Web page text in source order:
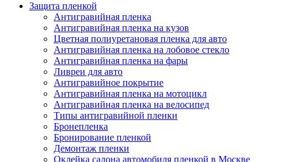
Защита пленкой
Антигравийная пленка
Антигравийная пленка на кузов
Цветная полиуретановая пленка для авто
Антигравийная пленка на лобовое стекло
Антигравийная пленка на фары
Ливреи для авто
Антигравийное покрытие
Антигравийная пленка на мотоцикл
Антигравийная пленка на велосипед
Типы антигравийной пленки
Бронепленка
Бронирование пленкой
Демонтаж пленки
Оклейка салона автомобиля пленкой в Москве